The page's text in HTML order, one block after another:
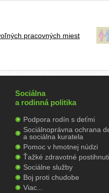
Sociálna
a rodinná politika
Podpora rodín s deťmi
Sociálnoprávna ochrana
a sociálna kuratela
Pomoc v hmotnej núdzi
Ťažké zdravotné
Sociálne služby
Boj proti chudobe
Viac...